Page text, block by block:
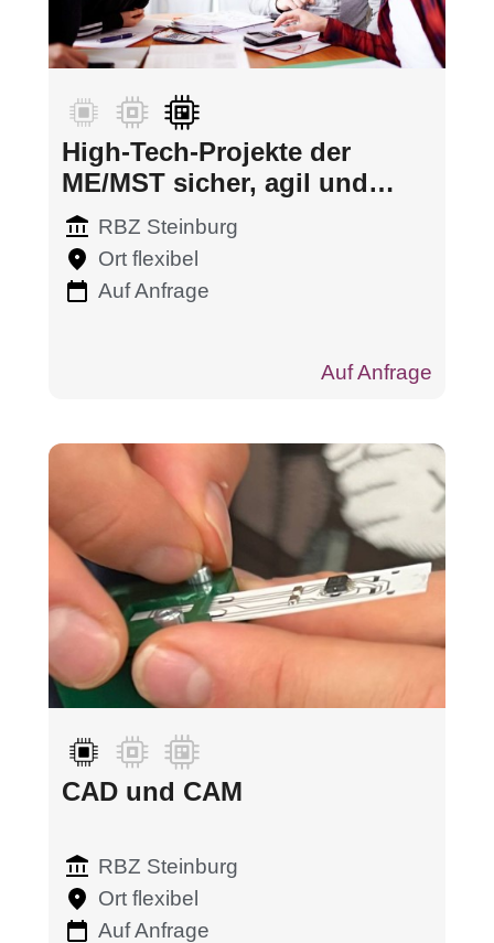
High-Tech-Projekte der
ME/MST sicher, agil und
hybrid navigieren
RBZ Steinburg
Ort flexibel
Auf Anfrage
Auf Anfrage
CAD und CAM
RBZ Steinburg
Ort flexibel
Auf Anfrage